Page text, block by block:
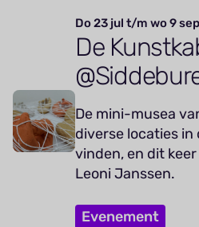
Do 23 jul t/m wo 9 sep
De
De mini-musea
diverse locaties
vinden, en dit
Leoni Janssen.
Evenement